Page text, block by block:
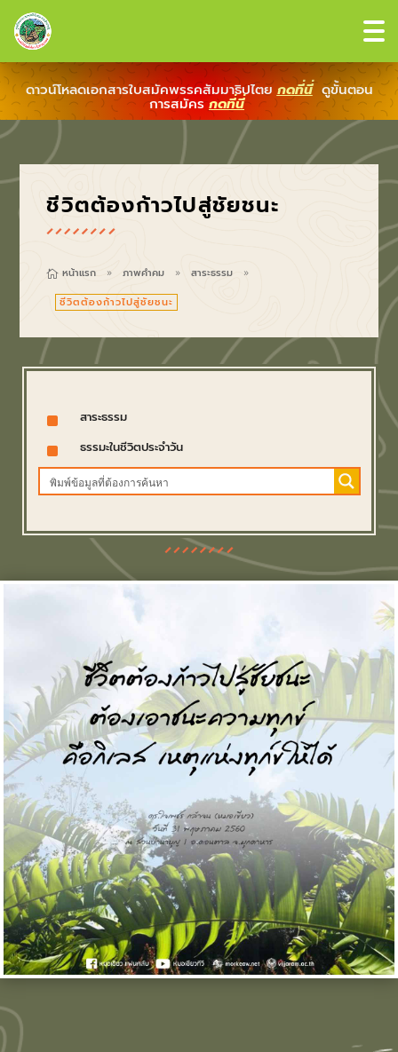
ดาวน์โหลดเอกสารใบสมัคพรรคสัมมาธิปไตย กดที่นี่ ดูขั้นตอน
การสมัครกดที่นี่
ชีวิตต้องก้าวไปสู่ชัยชนะ
 หน้าแรก 9 ภาพคำคม 9 สาระธรรม 9
ชีวิตต้องก้าวไปสู่ชัยชนะ
^ สาระธรรม
^ ธรรมะในชีวิตประจำวัน